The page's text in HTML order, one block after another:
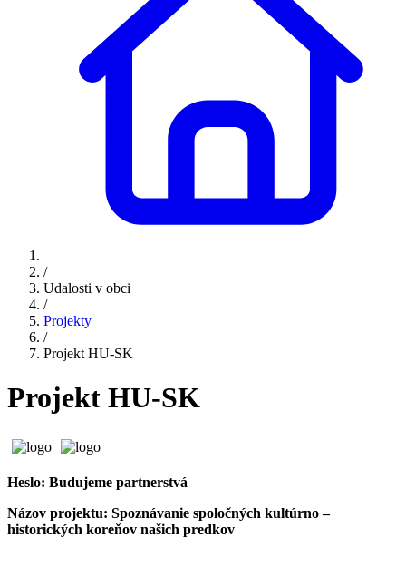
/
Udalosti v obci
/
Projekty
/
Projekt HU-SK
Projekt HU-SK
Heslo: Budujeme partnerstvá
Názov projektu: Spoznávanie spoločných kultúrno –
historických koreňov našich predkov